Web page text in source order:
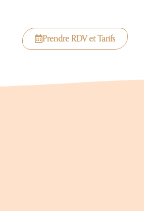
Prendre RDV et Tarifs